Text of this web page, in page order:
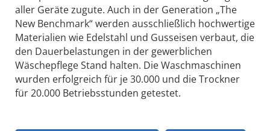
aller Geräte zugute. Auch in der Generation „The
New Benchmark“ werden ausschließlich hochwertige
Materialien wie Edelstahl und Gusseisen verbaut, die
den Dauerbelastungen in der gewerblichen
Wäschepflege Stand halten. Die Waschmaschinen
wurden erfolgreich für je 30.000 und die Trockner
für 20.000 Betriebsstunden getestet.